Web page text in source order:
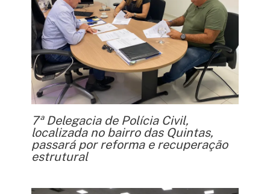
7ª Delegacia de Polícia Civil,
localizada no bairro das Quintas,
passará por reforma e recuperação
estrutural